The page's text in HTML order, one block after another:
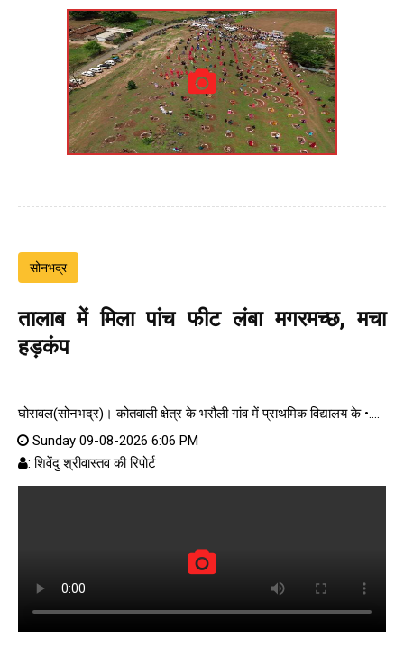
सोनभद्र
तालाब में मिला पांच फीट लंबा मगरमच्छ, मचा
हड़कंप
घोरावल(सोनभद्र)। कोतवाली क्षेत्र के भरौली गांव में प्राथमिक विद्यालय के •....
Sunday 09-08-2026 6:06 PM
: शिवेंदु श्रीवास्तव की रिपोर्ट